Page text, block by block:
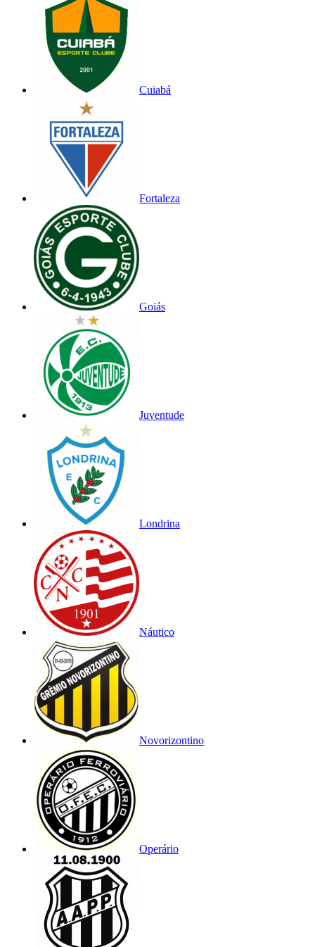
Cuiabá
Fortaleza
Goiás
Juventude
Londrina
Náutico
Novorizontino
Operário